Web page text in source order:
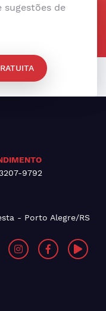
sugestões de
9792
- Porto Alegre/RS